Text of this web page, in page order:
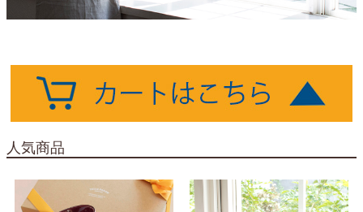
人気商品